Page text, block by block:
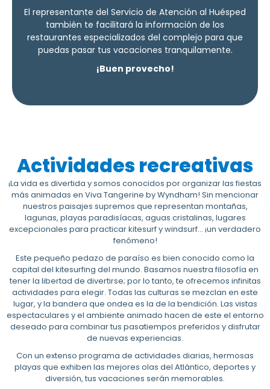
El representante del Servicio de Atención al Huésped
también te facilitará la información de los
restaurantes especializados del complejo para que
puedas pasar tus vacaciones tranquilamente.
¡Buen provecho!
Actividades recreativas
¡La vida es divertida y somos conocidos por organizar las fiestas
más animadas en Viva Tangerine by Wyndham! Sin mencionar
nuestros paisajes supremos que representan montañas,
lagunas, playas paradisíacas, aguas cristalinas, lugares
excepcionales para practicar kitesurf y windsurf… ¡un verdadero
fenómeno!
Este pequeño pedazo de paraíso es bien conocido como la
capital del kitesurfing del mundo. Basamos nuestra filosofía en
tener la libertad de divertirse; por lo tanto, te ofrecemos infinitas
actividades para elegir. Todas las culturas se mezclan en este
lugar, y la bandera que ondea es la de la bendición. Las vistas
espectaculares y el ambiente animado hacen de este el entorno
deseado para combinar tus pasatiempos preferidos y disfrutar
de nuevas experiencias.
Con un extenso programa de actividades diarias, hermosas
playas que exhiben las mejores olas del Atlántico, deportes y
diversión, tus vacaciones serán memorables.